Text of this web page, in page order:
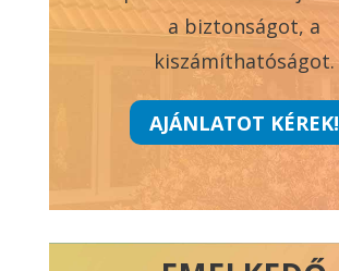
a biztonságot, a
kiszámíthatóságot.
AJÁNLATOT KÉREK!